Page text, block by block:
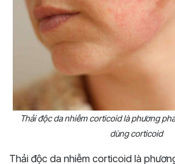
Thải độc da nhiễm corticoid là phương
dùng corticoid
Thải độc da nhiễm corticoid là